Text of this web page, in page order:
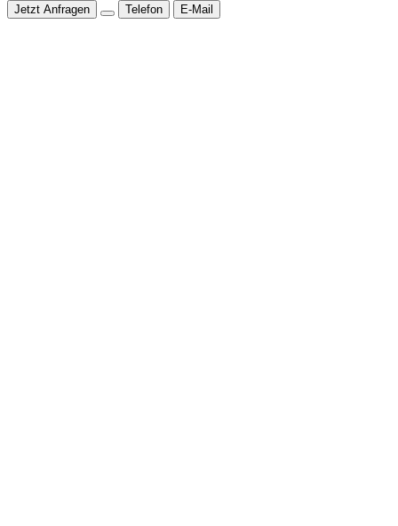
Jetzt Anfragen Telefon E-Mail